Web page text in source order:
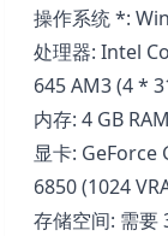
操作系统 *:
处理器: Intel
645 AM3 (4 *
内存: 4 GB RAM
显卡: GeForce
6850 (1024
存储空间: 需要